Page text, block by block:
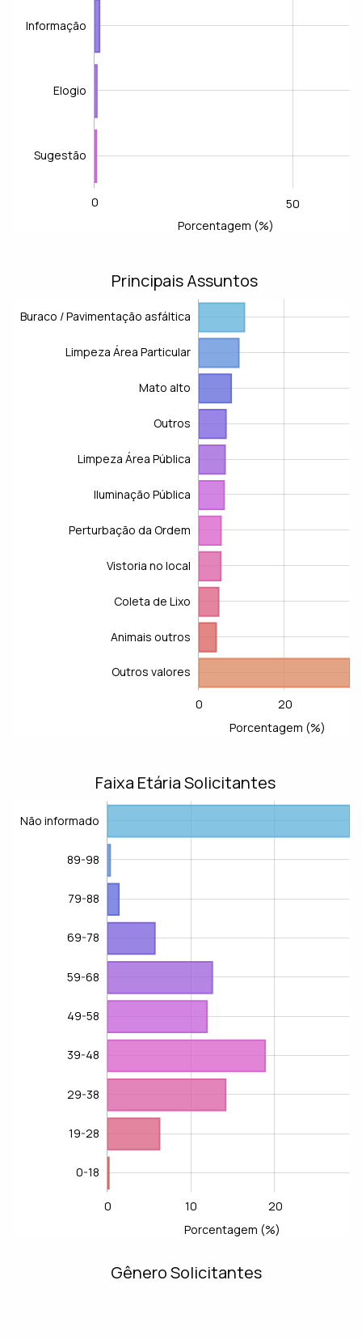
Informação
Elogio
Sugestão
-40
-20
0
150
100 50
-50
-100
Porcentagem (%)
Principais Assuntos
Limpeza Área Particular
Buraco / Pavimentação asfáltica
Limpeza Área Particular
Mato alto
Outros
Limpeza Área Pública
Iluminação Pública
Perturbação da Ordem
Vistoria no local
Coleta de Lixo
Animais outros
Outros valores
-20
-10
0
10 20
60
40
-40
Porcentagem (%)
Faixa Etária Solicitantes
Não informado
89-98
79-88
69-78
59-68
49-58
39-48
29-38
19-28
0-18
-20
-10
0 10 20
30
40
Porcentagem (%)
Gênero Solicitantes